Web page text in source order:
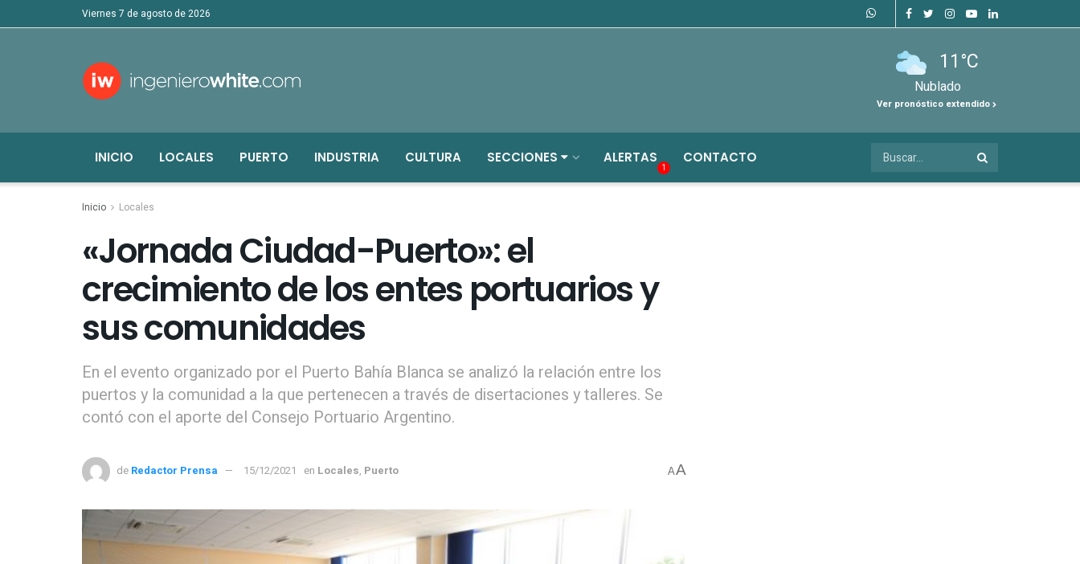
viernes 7 de agosto de 2026
11°C
Nublado
Ver pronóstico extendido
INICIO LOCALES PUERTO INDUSTRIA CULTURA SECCIONES ALERTAS
1
CONTACTO
Inicio Locales
«Jornada Ciudad-Puerto»: el
crecimiento de los entes portuarios y
sus comunidades
En el evento organizado por el Puerto Bahía Blanca se analizó la relación entre los
puertos y la comunidad a la que pertenecen a través de disertaciones y talleres. Se
contó con el aporte del Consejo Portuario Argentino.
de Redactor Prensa 15/12/2021 en Locales, Puerto AA